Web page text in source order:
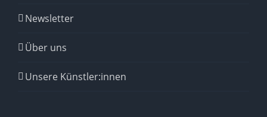
Newsletter
Über uns
Unsere Künstler:innen